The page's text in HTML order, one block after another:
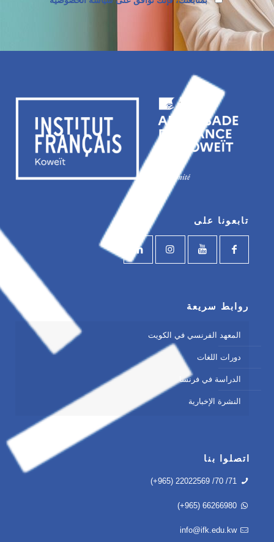
تابعونا على
روابط سريعة
المعهد الفرنسي في الكويت
دورات اللغات
الدراسة في فرنسا
النشرة الإخبارية
اتصلوا بنا
(+965) 22022569 /70 /71
(+965) 66266980
info@ifk.edu.kw